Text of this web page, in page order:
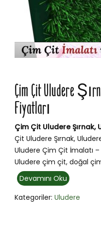
Çim Çit Uludere
Fiyatları
Çim Çit Uludere Şırnak,
Çit Uludere Şırnak,
Uludere Çim Çit İmalatı –
Uludere çim çit, doğal
Devamını Oku
Kategoriler: Uludere